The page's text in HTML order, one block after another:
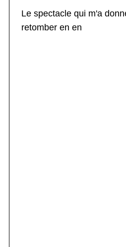
Le spectacle qui m'a
retomber en en